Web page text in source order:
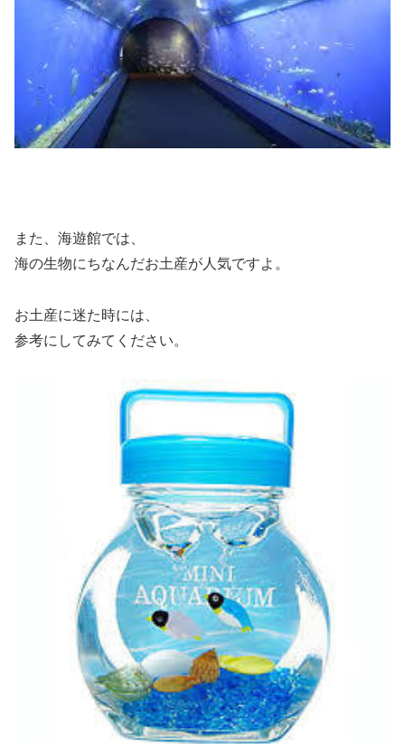
また、海遊館では、
海の生物にちなんだお土産が人気ですよ。
お土産に迷た時には、
参考にしてみてください。